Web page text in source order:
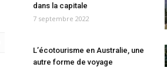
dans la capitale
7 septembre 2022
L’écotourisme en Australie, une
autre forme de voyage